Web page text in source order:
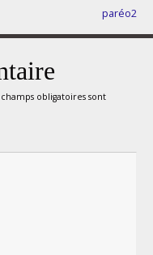
paréo2
champs obligatoires sont